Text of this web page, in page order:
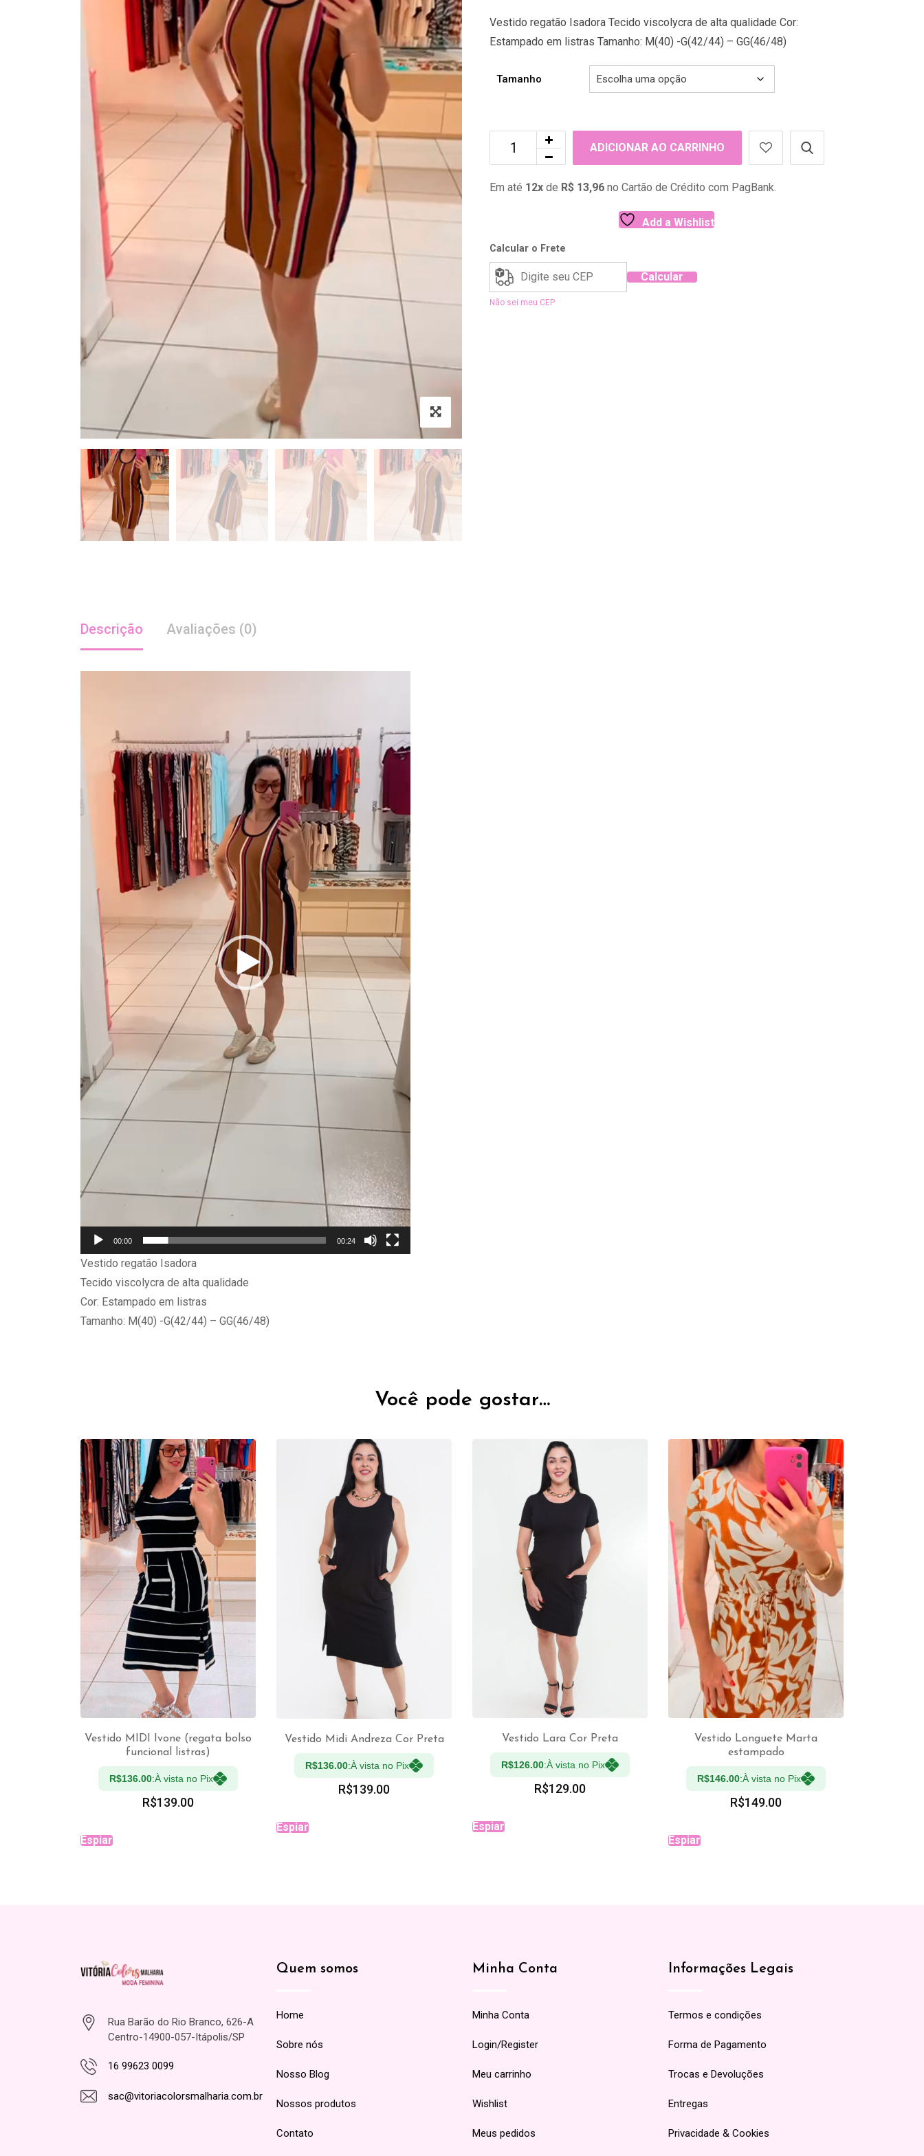
Vestido regatão Isadora Tecido viscolycra de alta qualidade Cor:
Estampado em listras Tamanho: M(40) -G(42/44) – GG(46/48)
Tamanho
ADICIONAR AO CARRINHO
Em até 12x de R$ 13,96 no Cartão de Crédito com PagBank.
Add a Wishlist
Calcular o Frete
Calcular
Não sei meu CEP
Descrição Avaliações (0)
00:00 00:24
Vestido regatão Isadora
Tecido viscolycra de alta qualidade
Cor: Estampado em listras
Tamanho: M(40) -G(42/44) – GG(46/48)
Você pode gostar…
VER OPÇÕES
Vestido Longuete Marta
estampado
À vista no Pix:
R$146.00
R$149.00
Espiar
VER OPÇÕES
Vestido Lara Cor Preta
À vista no Pix:
R$126.00
R$129.00
Espiar
VER OPÇÕES
Vestido Midi Andreza Cor Preta
À vista no Pix:
R$136.00
R$139.00
Espiar
VER OPÇÕES
Vestido MIDI Ivone (regata bolso
funcional listras)
À vista no Pix:
R$136.00
R$139.00
Espiar
Rua Barão do Rio Branco, 626-A
Centro-14900-057-Itápolis/SP
16 99623 0099
sac@vitoriacolorsmalharia.com.br
Quem somos
Home
Sobre nós
Nosso Blog
Nossos produtos
Contato
Minha Conta
Minha Conta
Login/Register
Meu carrinho
Wishlist
Meus pedidos
Informações Legais
Termos e condições
Forma de Pagamento
Trocas e Devoluções
Entregas
Privacidade & Cookies